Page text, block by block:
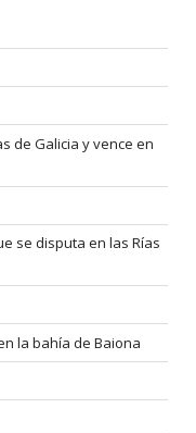
de Galicia y vence en
se disputa en las Rías
la bahía de Baiona